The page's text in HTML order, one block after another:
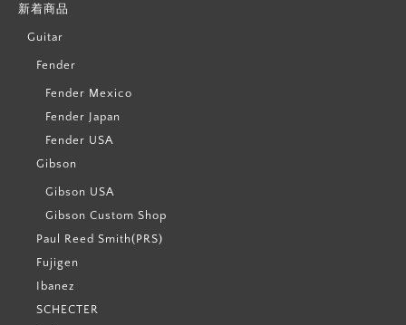
新着商品
Guitar
Fender
Fender Mexico
Fender Japan
Fender USA
Gibson
Gibson USA
Gibson Custom Shop
Paul Reed Smith(PRS)
Fujigen
Ibanez
SCHECTER